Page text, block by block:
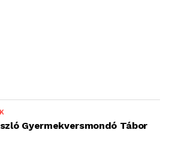
Gyermekversmondó Tábor